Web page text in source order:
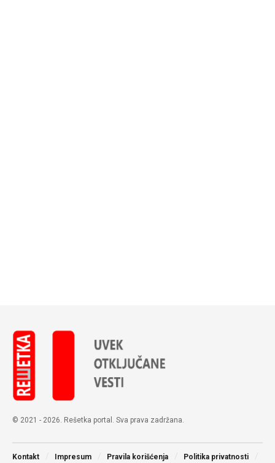
© 2021 - 2026. Rešetka portal. Sva prava zadržana.
Kontakt Impresum Pravila korišćenja Politika privatnosti